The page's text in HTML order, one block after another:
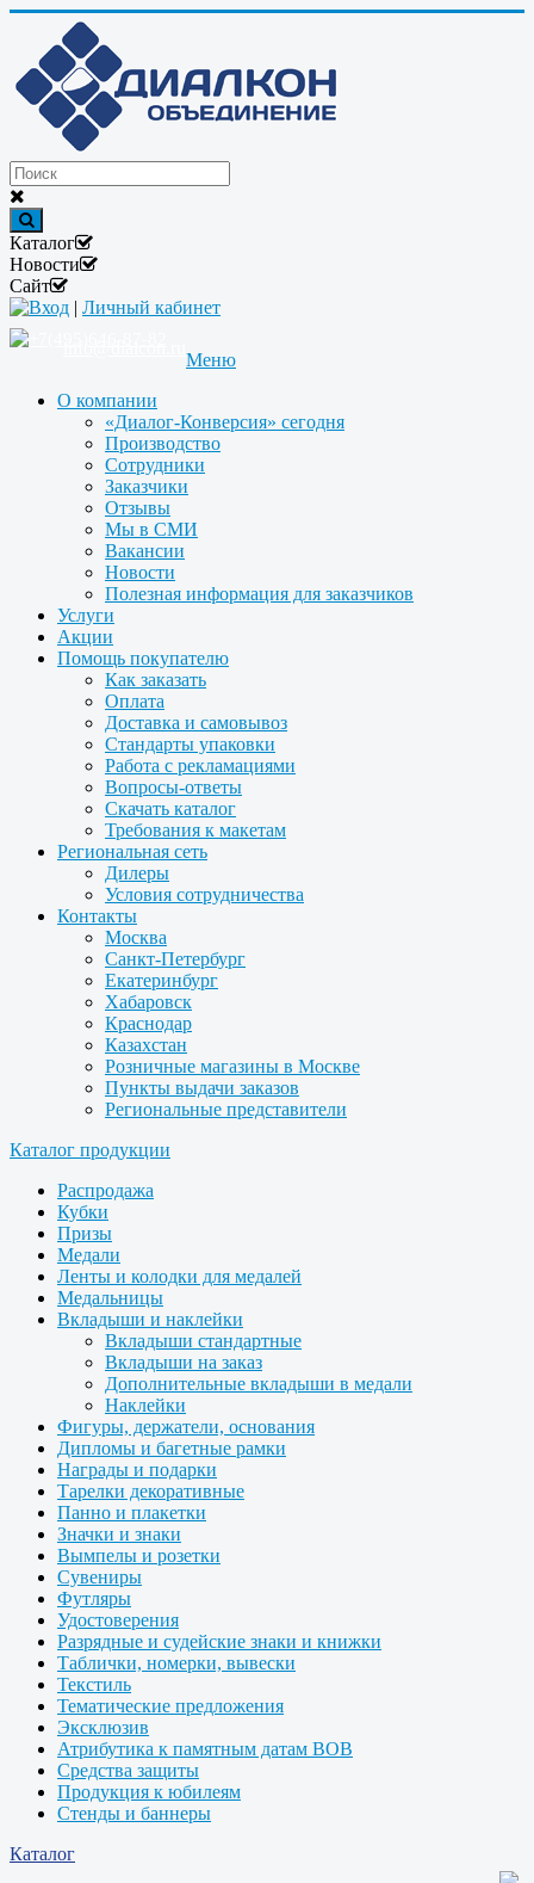
Каталог
Новости
Сайт
Вход | Личный кабинет
Меню
О компании
«Диалог-Конверсия» сегодня
Производство
Сотрудники
Заказчики
Отзывы
Мы в СМИ
Вакансии
Новости
Полезная информация для заказчиков
Услуги
Акции
Помощь покупателю
Как заказать
Оплата
Доставка и самовывоз
Стандарты упаковки
Работа с рекламациями
Вопросы-ответы
Скачать каталог
Требования к макетам
Региональная сеть
Дилеры
Условия сотрудничества
Контакты
Москва
Санкт-Петербург
Екатеринбург
Хабаровск
Краснодар
Казахстан
Розничные магазины в Москве
Пункты выдачи заказов
Региональные представители
Каталог продукции
Распродажа
Кубки
Призы
Медали
Ленты и колодки для медалей
Медальницы
Вкладыши и наклейки
Вкладыши стандартные
Вкладыши на заказ
Дополнительные вкладыши в медали
Наклейки
Фигуры, держатели, основания
Дипломы и багетные рамки
Награды и подарки
Тарелки декоративные
Панно и плакетки
Значки и знаки
Вымпелы и розетки
Сувениры
Футляры
Удостоверения
Разрядные и судейские знаки и книжки
Таблички, номерки, вывески
Текстиль
Тематические предложения
Эксклюзив
Атрибутика к памятным датам ВОВ
Средства защиты
Продукция к юбилеям
Стенды и баннеры
Каталог